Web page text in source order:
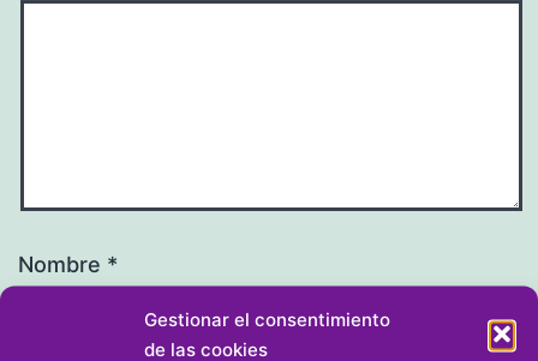
Gestionar el consentimiento
de las cookies
Nombre *